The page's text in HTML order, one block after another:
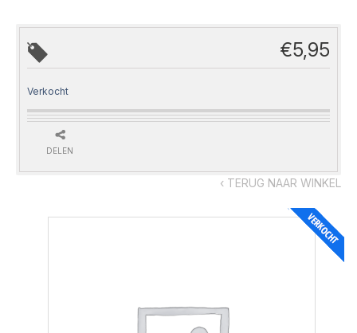
‹ TERUG NAAR WINKEL
€5,95
Verkocht
DELEN